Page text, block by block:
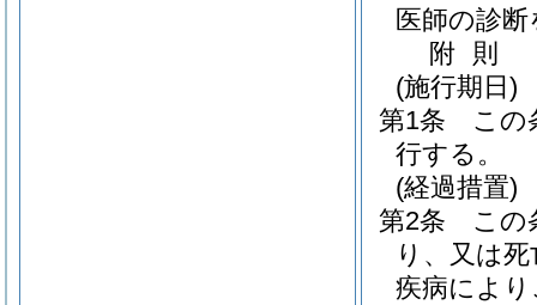
医師の診
附 則
(施行期日)
第1条
この
行する。
(経過措置)
第2条
この
り、又は
疾病によ